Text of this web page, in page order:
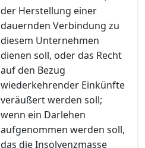
der Herstellung einer
dauernden Verbindung zu
diesem Unternehmen
dienen soll, oder das Recht
auf den Bezug
wiederkehrender Einkünfte
veräußert werden soll;
wenn ein Darlehen
aufgenommen werden soll,
das die Insolvenzmasse